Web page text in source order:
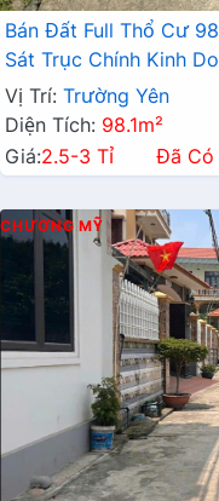
Bán Đất Full Thổ Cư
Sát Trục Chính Kinh
Vị Trí: Trường Yên
Diện Tích: 98.1m²
Giá:2.5-3 Tỉ Đã Có
CHƯƠNG MỸ